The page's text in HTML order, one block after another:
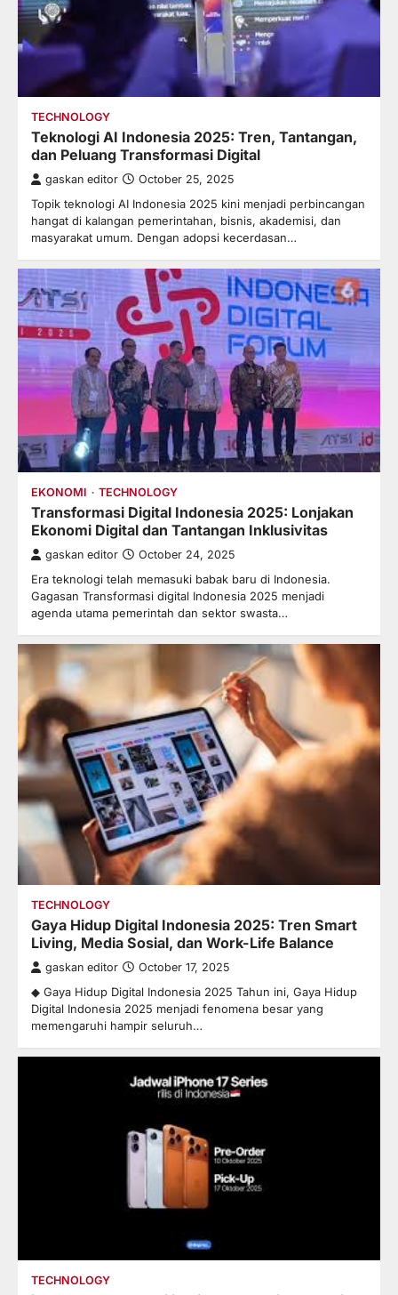
TECHNOLOGY
Teknologi AI Indonesia 2025: Tren, Tantangan,
dan Peluang Transformasi Digital
gaskan editor October 25, 2025
Topik teknologi AI Indonesia 2025 kini menjadi perbincangan
hangat di kalangan pemerintahan, bisnis, akademisi, dan
masyarakat umum. Dengan adopsi kecerdasan…
EKONOMI TECHNOLOGY
Transformasi Digital Indonesia 2025: Lonjakan
Ekonomi Digital dan Tantangan Inklusivitas
gaskan editor October 24, 2025
Era teknologi telah memasuki babak baru di Indonesia.
Gagasan Transformasi digital Indonesia 2025 menjadi
agenda utama pemerintah dan sektor swasta…
TECHNOLOGY
Gaya Hidup Digital Indonesia 2025: Tren Smart
Living, Media Sosial, dan Work-Life Balance
gaskan editor October 17, 2025
◆ Gaya Hidup Digital Indonesia 2025 Tahun ini, Gaya Hidup
Digital Indonesia 2025 menjadi fenomena besar yang
memengaruhi hampir seluruh…
TECHNOLOGY